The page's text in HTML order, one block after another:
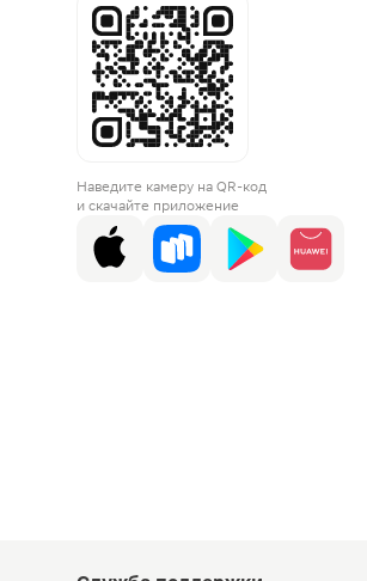
Наведите камеру на QR-код
и скачайте приложение